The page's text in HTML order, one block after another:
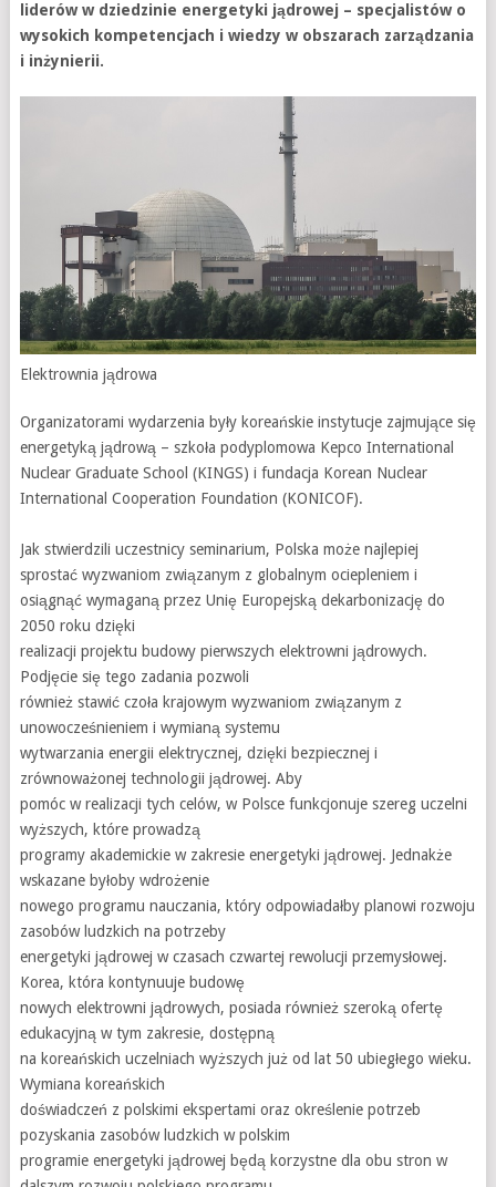
liderów w dziedzinie energetyki jądrowej – specjalistów o
wysokich kompetencjach i wiedzy w obszarach zarządzania
i inżynierii.
Elektrownia jądrowa
Organizatorami wydarzenia były koreańskie instytucje zajmujące się
energetyką jądrową – szkoła podyplomowa Kepco International
Nuclear Graduate School (KINGS) i fundacja Korean Nuclear
International Cooperation Foundation (KONICOF).
Jak stwierdzili uczestnicy seminarium, Polska może najlepiej
sprostać wyzwaniom związanym z globalnym ociepleniem i
osiągnąć wymaganą przez Unię Europejską dekarbonizację do
2050 roku dzięki
realizacji projektu budowy pierwszych elektrowni jądrowych.
Podjęcie się tego zadania pozwoli
również stawić czoła krajowym wyzwaniom związanym z
unowocześnieniem i wymianą systemu
wytwarzania energii elektrycznej, dzięki bezpiecznej i
zrównoważonej technologii jądrowej. Aby
pomóc w realizacji tych celów, w Polsce funkcjonuje szereg uczelni
wyższych, które prowadzą
programy akademickie w zakresie energetyki jądrowej. Jednakże
wskazane byłoby wdrożenie
nowego programu nauczania, który odpowiadałby planowi rozwoju
zasobów ludzkich na potrzeby
energetyki jądrowej w czasach czwartej rewolucji przemysłowej.
Korea, która kontynuuje budowę
nowych elektrowni jądrowych, posiada również szeroką ofertę
edukacyjną w tym zakresie, dostępną
na koreańskich uczelniach wyższych już od lat 50 ubiegłego wieku.
Wymiana koreańskich
doświadczeń z polskimi ekspertami oraz określenie potrzeb
pozyskania zasobów ludzkich w polskim
programie energetyki jądrowej będą korzystne dla obu stron w